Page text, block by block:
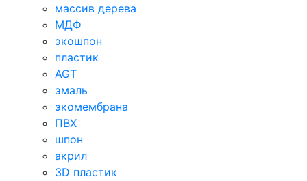
массив дерева
МДФ
экошпон
пластик
AGT
эмаль
экомембрана
ПВХ
шпон
акрил
3D пластик